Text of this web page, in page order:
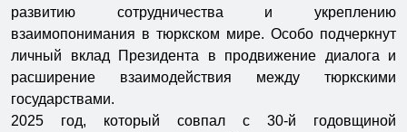
развитию сотрудничества и укреплению
взаимопонимания в тюркском мире. Особо подчеркнут
личный вклад Президента в продвижение диалога и
расширение взаимодействия между тюркскими
государствами.
2025 год, который совпал с 30-й годовщиной